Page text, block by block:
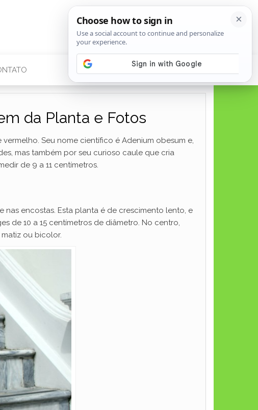
da Planta e Fotos
Seu nome científico é Adenium obesum e,
mas também por seu curioso caule que cria
de 9 a 11 centímetros.
encostas. Esta planta é de crescimento lento, e
de 10 a 15 centímetros de diâmetro. No centro,
ou bicolor.